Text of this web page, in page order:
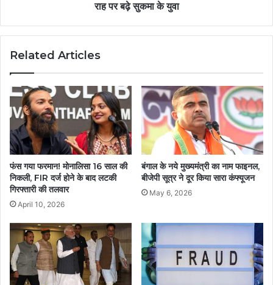
राह पर बढ़े सुकमा के युवा
Related Articles
फंस गया फरमान! मोनालिसा 16 साल की
निकली, FIR दर्ज होने के बाद लटकी
गिरफ्तारी की तलवार
April 10, 2026
बंगाल के नये मुख्यमंत्री का नाम फाइनल,
बीजेपी सूत्र ने दूर किया सारा कंफ्यूजन
May 6, 2026